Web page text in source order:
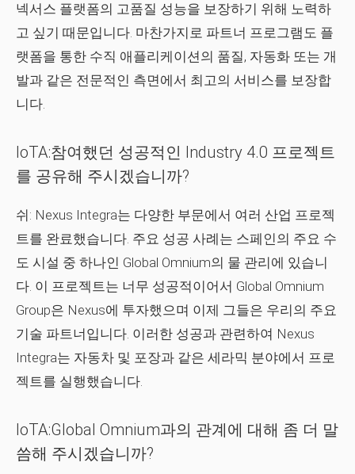
넥서스 플랫폼의 고품질 성능을 보장하기 위해 노력하
고 싶기 때문입니다. 마찬가지로 파트너 프로그램도 플
랫폼을 통한 수직 애플리케이션의 품질, 자동화 또는 개
발과 같은 전문적인 측면에서 최고의 서비스를 보장합
니다.
IoTA:참여했던 성공적인 Industry 4.0 프로젝트
를 공유해 주시겠습니까?
쉬: Nexus Integra는 다양한 부문에서 여러 산업 프로젝
트를 완료했습니다. 주요 성공 사례는 스페인의 주요 수
도 시설 중 하나인 Global Omnium의 물 관리에 있습니
다. 이 프로젝트는 너무 성공적이어서 Global Omnium
Group은 Nexus에 투자했으며 이제 그들은 우리의 주요
기술 파트너입니다. 이러한 성공과 관련하여 Nexus
Integra는 자동차 및 포장과 같은 세라믹 분야에서 프로
젝트를 실행했습니다.
IoTA:Global Omnium과의 관계에 대해 좀 더 말
씀해 주시겠습니까?